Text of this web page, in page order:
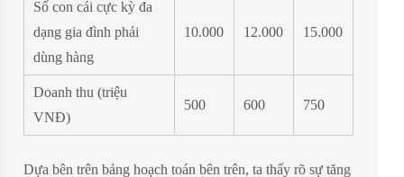
Số con cái cực kỳ đa
dạng gia đình phải
dùng hàng
10.000 12.000 15.000
Doanh thu (triệu
VNĐ)
500 600 750
Dựa bên trên bảng hoạch toán bên trên, ta thấy rõ sự tăng